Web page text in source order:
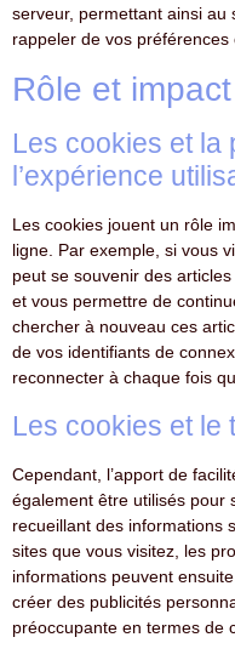
serveur, permettant ainsi au
rappeler de vos
Rôle et
Les cookies et la
l’expérience
Les cookies jouent un rôle
ligne. Par exemple, si vous
peut se souvenir des
et vous permettre de
chercher à nouveau ces
de vos identifiants de
reconnecter à chaque fois
Les cookies et le
Cependant, l’apport de
également être utilisés pour
recueillant des informations
sites que vous visitez, les
informations peuvent
créer des publicités
préoccupante en termes de